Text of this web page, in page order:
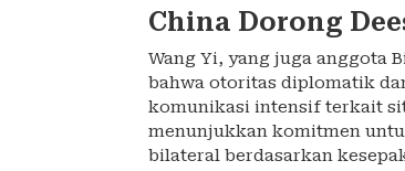
China Dorong
Wang Yi, yang juga anggota
bahwa otoritas diplomatik
komunikasi intensif terkait
menunjukkan komitmen
bilateral berdasarkan